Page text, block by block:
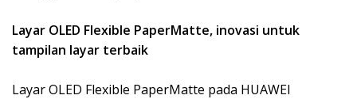
Layar OLED Flexible PaperMatte, inovasi untuk
tampilan layar terbaik
Layar OLED Flexible PaperMatte pada HUAWEI